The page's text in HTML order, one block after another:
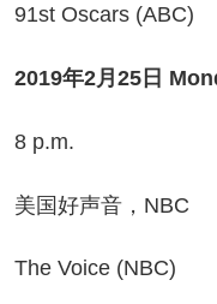
Oscars (ABC)
年2月25日
好声音，NBC
Voice (NBC)